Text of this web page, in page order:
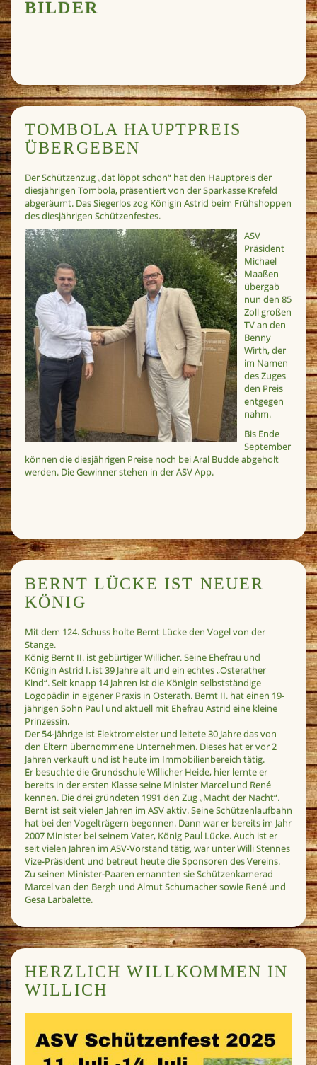
BILDER
TOMBOLA HAUPTPREIS
ÜBERGEBEN
Der Schützenzug „dat löppt schon“ hat den Hauptpreis der
diesjährigen Tombola, präsentiert von der Sparkasse Krefeld
abgeräumt. Das Siegerlos zog Königin Astrid beim Frühshoppen
des diesjährigen Schützenfestes.
ASV
Präsident
Michael
Maaßen
übergab
nun den 85
Zoll großen
TV an den
Benny
Wirth, der
im Namen
des Zuges
den Preis
entgegen
nahm.
Bis Ende
September
können die diesjährigen Preise noch bei Aral Budde abgeholt
werden. Die Gewinner stehen in der ASV App.
BERNT LÜCKE IST NEUER
KÖNIG
Mit dem 124. Schuss holte Bernt Lücke den Vogel von der
Stange.
König Bernt II. ist gebürtiger Willicher. Seine Ehefrau und
Königin Astrid I. ist 39 Jahre alt und ein echtes „Osterather
Kind“. Seit knapp 14 Jahren ist die Königin selbstständige
Logopädin in eigener Praxis in Osterath. Bernt II. hat einen 19-
jährigen Sohn Paul und aktuell mit Ehefrau Astrid eine kleine
Prinzessin.
Der 54-jährige ist Elektromeister und leitete 30 Jahre das von
den Eltern übernommene Unternehmen. Dieses hat er vor 2
Jahren verkauft und ist heute im Immobilienbereich tätig.
Er besuchte die Grundschule Willicher Heide, hier lernte er
bereits in der ersten Klasse seine Minister Marcel und René
kennen. Die drei gründeten 1991 den Zug „Macht der Nacht“.
Bernt ist seit vielen Jahren im ASV aktiv. Seine Schützenlaufbahn
hat bei den Vogelträgern begonnen. Dann war er bereits im Jahr
2007 Minister bei seinem Vater, König Paul Lücke. Auch ist er
seit vielen Jahren im ASV-Vorstand tätig, war unter Willi Stennes
Vize-Präsident und betreut heute die Sponsoren des Vereins.
Zu seinen Minister-Paaren ernannten sie Schützenkamerad
Marcel van den Bergh und Almut Schumacher sowie René und
Gesa Larbalette.
HERZLICH WILLKOMMEN IN
WILLICH